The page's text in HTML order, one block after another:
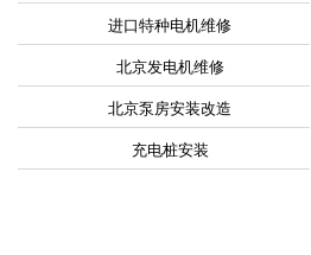
进口特种电机维修
北京发电机维修
北京泵房安装改造
充电桩安装